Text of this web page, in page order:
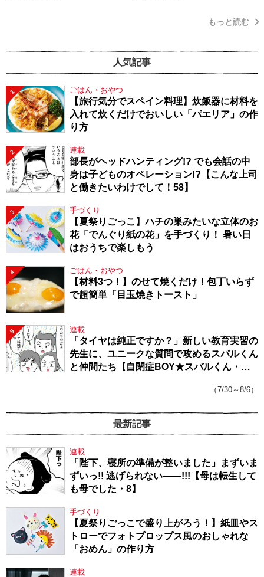
もっと読む
人気記事
1 ごはん・おやつ
【旅行気分でスペイン料理】炊飯器に材料を
入れて炊くだけでおいしい「パエリア」の作
り方
2 連載
部長がヘッドハンティング!? でも会話の中
身は子どものオペレーション!?【こんな上司
と働きたいわけでして！58】
3 手づくり
【夏祭りごっこ】ハチの巣みたいな立体のお
花「でんぐり紙の花」を手づくり！ 暑い日
はおうちで楽しもう
4 ごはん・おやつ
【材料3つ！】のせて焼くだけ！包丁いらず
で超簡単「目玉焼きトースト」
5 連載
「タイヤは純正ですか？」新しい教育実習の
先生に、ユニークな質問で攻めるスバルくん
と仲間たち【自閉症BOY★スバルくん・
（7/30～8/6）
最新記事
連載
「陛下、寝所の準備が整いました」まずいま
ずいっ!! 逃げられない――!!!【母は転生して
も母でした・8】
手づくり
【夏祭りごっこで盛り上がろう！】紙皿やス
トローでフォトプロップス風のおしゃれな
「おめん」の作り方
連載